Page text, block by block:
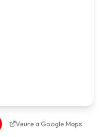
Veure a Google Maps